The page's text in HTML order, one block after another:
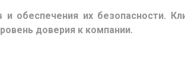
и обеспечения их безопасности.
доверия к компании.